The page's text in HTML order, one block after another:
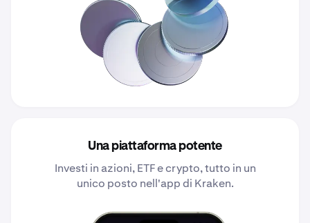
Una piattaforma potente
Investi in azioni, ETF e crypto, tutto in un
unico posto nell'app di Kraken.